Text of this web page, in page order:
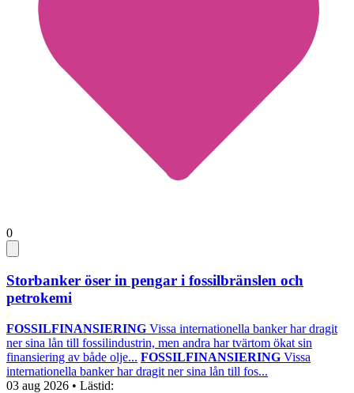
0
Storbanker öser in pengar i fossilbränslen och
petrokemi
FOSSILFINANSIERING Vissa internationella banker har dragit
ner sina lån till fossilindustrin, men andra har tvärtom ökat sin
finansiering av både olje... FOSSILFINANSIERING Vissa
internationella banker har dragit ner sina lån till fos...
03 aug 2026 • Lästid: